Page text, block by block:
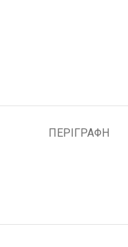
ΠΕΡΙΓΡΑΦΉ